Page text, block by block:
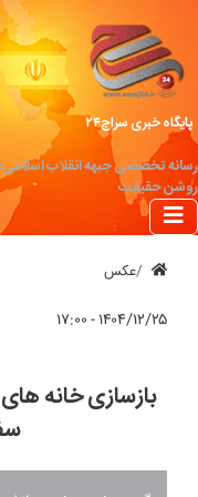
پایگاه خبری سراج۲۴
رسانه تخصصی جبهه انقلاب
روشن حقیقت
عکس
۱۴۰۴/۱۲/۲۵ - ۱۷:۰۰
بازسازی خانه